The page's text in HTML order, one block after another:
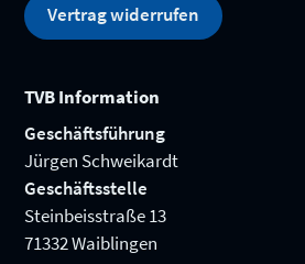
Vertrag widerrufen
TVB Information
Geschäftsführung
Jürgen Schweikardt
Geschäftsstelle
Steinbeisstraße 13
71332 Waiblingen